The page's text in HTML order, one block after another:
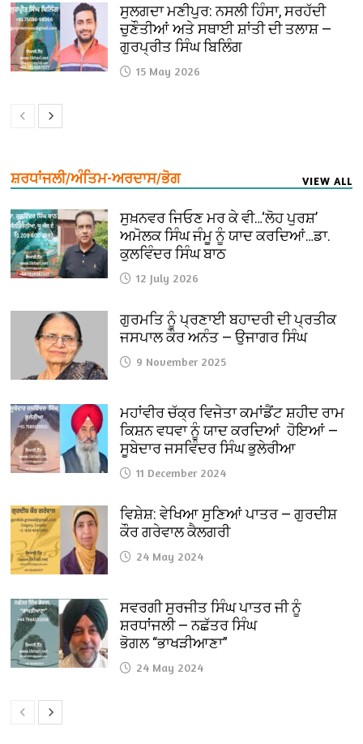
ਸੁਲਗਦਾ ਮਣੀਪੁਰ: ਨਸਲੀ ਹਿੰਸਾ, ਸਰਹੱਦੀ
ਚੁਣੌਤੀਆਂ ਅਤੇ ਸਥਾਈ ਸ਼ਾਂਤੀ ਦੀ ਤਲਾਸ਼ —
ਗੁਰਪ੍ਰੀਤ ਸਿੰਘ ਬਿਲਿੰਗ
15 May 2026
ਸ਼ਰਧਾਂਜਲੀ/ਅੰਤਿਮ-ਅਰਦਾਸ/ਭੋਗ VIEW ALL
ਸੁਖ਼ਨਵਰ ਜਿਓਣ ਮਰ ਕੇ ਵੀ…‘ਲੋਹ ਪੁਰਸ਼’
ਅਮੋਲਕ ਸਿੰਘ ਜੰਮੂ ਨੂੰ ਯਾਦ ਕਰਦਿਆਂ…ਡਾ.
ਕੁਲਵਿੰਦਰ ਸਿੰਘ ਬਾਠ
12 July 2026
ਗੁਰਮਤਿ ਨੂੰ ਪ੍ਰਣਾਈ ਬਹਾਦਰੀ ਦੀ ਪ੍ਰਤੀਕ
ਜਸਪਾਲ ਕੌਰ ਅਨੰਤ — ਉਜਾਗਰ ਸਿੰਘ
9 November 2025
ਮਹਾਂਵੀਰ ਚੱਕ੍ਰ ਵਿਜੇਤਾ ਕਮਾਂਡੈਂਟ ਸ਼ਹੀਦ ਰਾਮ
ਕਿਸ਼ਨ ਵਧਵਾ ਨੂੰ ਯਾਦ ਕਰਦਿਆਂ ਹੋਇਆਂ —
ਸੂਬੇਦਾਰ ਜਸਵਿੰਦਰ ਸਿੰਘ ਭੁਲੇਰੀਆ
11 December 2024
ਵਿਸ਼ੇਸ਼: ਵੇਖਿਆ ਸੁਣਿਆਂ ਪਾਤਰ — ਗੁਰਦੀਸ਼
ਕੌਰ ਗਰੇਵਾਲ ਕੈਲਗਰੀ
24 May 2024
ਸਵਰਗੀ ਸੁਰਜੀਤ ਸਿੰਘ ਪਾਤਰ ਜੀ ਨੂੰ
ਸ਼ਰਧਾਂਜਲੀ — ਨਛੱਤਰ ਸਿੰਘ
ਭੋਗਲ “ਭਾਖੜੀਆਣਾ”
24 May 2024